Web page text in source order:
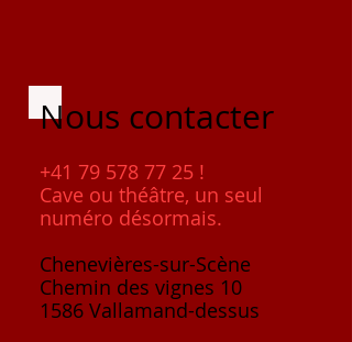
Nous contacter
+41 79 578 77 25 !
Cave ou théâtre, un seul
numéro désormais.
Chenevières-sur-Scène
Chemin des vignes 10
1586 Vallamand-dessus